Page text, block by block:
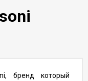
бренд который